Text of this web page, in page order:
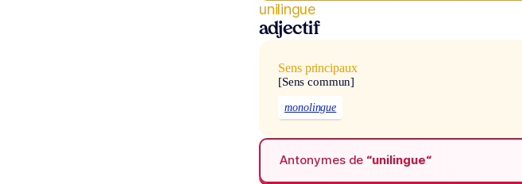
unilingue
adjectif
Sens principaux
[Sens commun]
monolingue
Antonymes de “unilingue“